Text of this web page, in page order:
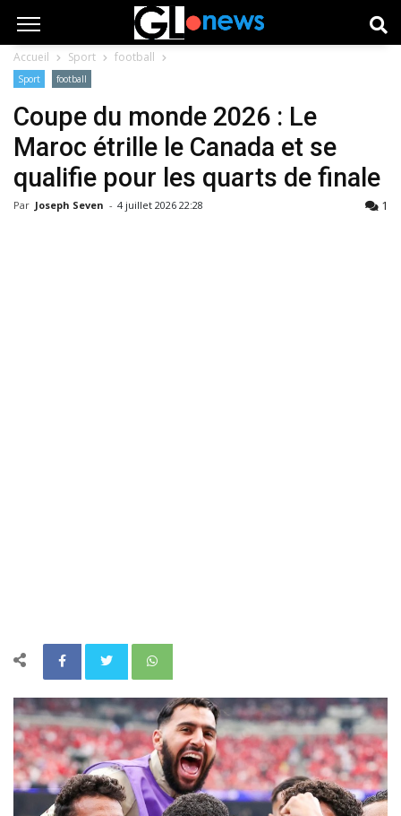
Accueil Sport football
Sport football
Coupe du monde 2026 : Le
Maroc étrille le Canada et se
qualifie pour les quarts de finale
Par Joseph Seven - 4 juillet 2026 22:28 1